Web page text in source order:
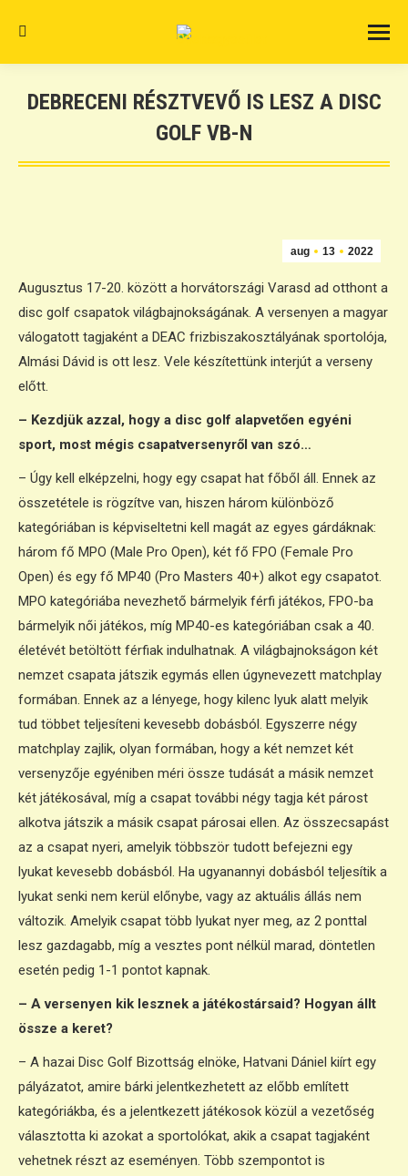
Search:
DEBRECENI RÉSZTVEVŐ IS LESZ A DISC
GOLF VB-N
aug 13 2022
Augusztus 17-20. között a horvátországi Varasd ad otthont a
disc golf csapatok világbajnokságának. A versenyen a magyar
válogatott tagjaként a DEAC frizbiszakosztályának sportolója,
Almási Dávid is ott lesz. Vele készítettünk interjút a verseny
előtt.
– Kezdjük azzal, hogy a disc golf alapvetően egyéni
sport, most mégis csapatversenyről van szó…
– Úgy kell elképzelni, hogy egy csapat hat főből áll. Ennek az
összetétele is rögzítve van, hiszen három különböző
kategóriában is képviseltetni kell magát az egyes gárdáknak:
három fő MPO (Male Pro Open), két fő FPO (Female Pro
Open) és egy fő MP40 (Pro Masters 40+) alkot egy csapatot.
MPO kategóriába nevezhető bármelyik férfi játékos, FPO-ba
bármelyik női játékos, míg MP40-es kategóriában csak a 40.
életévét betöltött férfiak indulhatnak. A világbajnokságon két
nemzet csapata játszik egymás ellen úgynevezett matchplay
formában. Ennek az a lényege, hogy kilenc lyuk alatt melyik
tud többet teljesíteni kevesebb dobásból. Egyszerre négy
matchplay zajlik, olyan formában, hogy a két nemzet két
versenyzője egyéniben méri össze tudását a másik nemzet
két játékosával, míg a csapat további négy tagja két párost
alkotva játszik a másik csapat párosai ellen. Az összecsapást
az a csapat nyeri, amelyik többször tudott befejezni egy
lyukat kevesebb dobásból. Ha ugyanannyi dobásból teljesítik a
lyukat senki nem kerül előnybe, vagy az aktuális állás nem
változik. Amelyik csapat több lyukat nyer meg, az 2 ponttal
lesz gazdagabb, míg a vesztes pont nélkül marad, döntetlen
esetén pedig 1-1 pontot kapnak.
– A versenyen kik lesznek a játékostársaid? Hogyan állt
össze a keret?
– A hazai Disc Golf Bizottság elnöke, Hatvani Dániel kiírt egy
pályázatot, amire bárki jelentkezhetett az előbb említett
kategóriákba, és a jelentkezett játékosok közül a vezetőség
választotta ki azokat a sportolókat, akik a csapat tagjaként
vehetnek részt az eseményen. Több szempontot is